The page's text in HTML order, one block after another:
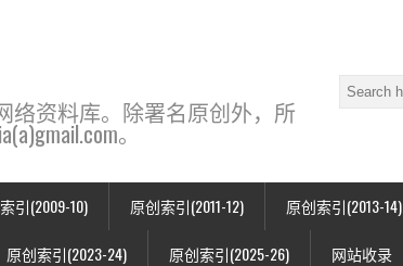
络资料库。除署名原创外，所
。
引(2009-10) 原创索引(2011-12) 原创索引(2013-14)
原创索引(2023-24) 原创索引(2025-26) 网站收录